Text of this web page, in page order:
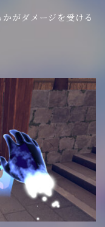
がダメージを受ける